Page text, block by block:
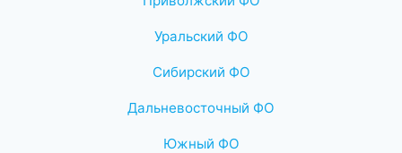
Уральский ФО
Сибирский ФО
Дальневосточный ФО
Южный ФО